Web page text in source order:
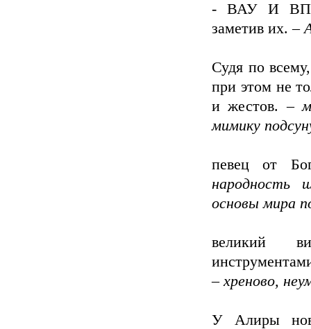
- ВАУ И
заметив их. –
Судя по
при этом не
и жестов. –
мимику
певец от
народность
основы мира
великий
–хреново,
У Алиры